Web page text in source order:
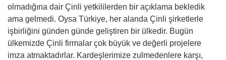
olmadığına dair Çinli yetkililerden bir açıklama bekledik
ama gelmedi. Oysa Türkiye, her alanda Çinli şirketlerle
işbirliğini günden günde geliştiren bir ülkedir. Bugün
ülkemizde Çinli firmalar çok büyük ve değerli projelere
imza atmaktadırlar. Kardeşlerimize zulmedenlere karşı,